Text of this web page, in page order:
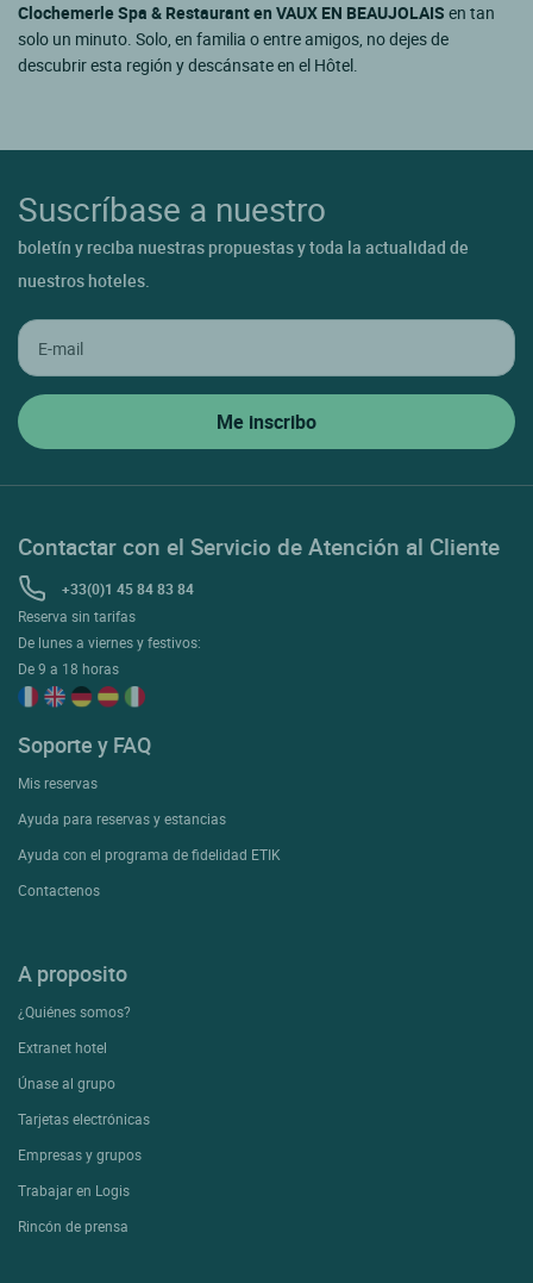
Clochemerle Spa & Restaurant en VAUX EN BEAUJOLAIS en tan
solo un minuto. Solo, en familia o entre amigos, no dejes de
descubrir esta región y descánsate en el Hôtel.
Suscríbase a nuestro
boletín y reciba nuestras propuestas y toda la actualidad de
nuestros hoteles.
Contactar con el Servicio de Atención al Cliente
+33(0)1 45 84 83 84
Reserva sin tarifas
De lunes a viernes y festivos:
De 9 a 18 horas
Soporte y FAQ
Mis reservas
Ayuda para reservas y estancias
Ayuda con el programa de fidelidad ETIK
Contactenos
A proposito
¿Quiénes somos?
Extranet hotel
Únase al grupo
Tarjetas electrónicas
Empresas y grupos
Trabajar en Logis
Rincón de prensa